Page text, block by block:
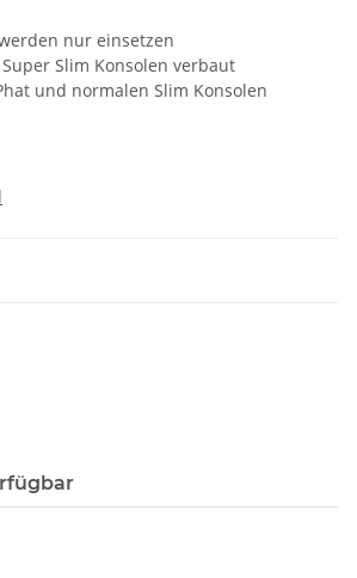
nur einsetzen
Slim Konsolen verbaut
und normalen Slim Konsolen